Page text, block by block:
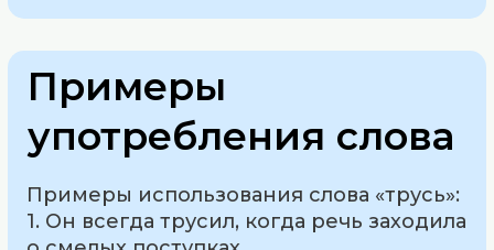
Примеры
употребления слова
Примеры использования слова «трусь»:
1. Он всегда трусил, когда речь заходила